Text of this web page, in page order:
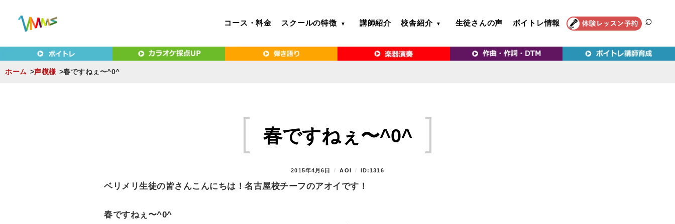
東京（新宿・八王子）・横浜・名古屋・京都で「本気」になれるボイトレ教室｜VERY MERRY
MUSIC SCHOOL（ベリーメリー）
東京（新宿・八王子）・横浜・名古屋・京都で「本気」になれるボイトレ教室｜VERY MERRY MUSIC SCHOOL（ベリーメリー）
コース・料金 スクールの特徴 講師紹介 校舎紹介 生徒さんの声 ボイトレ情報
ホーム 声模様 春ですねぇ〜^0^
春ですねぇ〜^0^
P
2015年4月6日
B
AOI ID:1316
ベリメリ生徒の皆さんこんにちは！名古屋校チーフのアオイです！
春ですねぇ〜^0^